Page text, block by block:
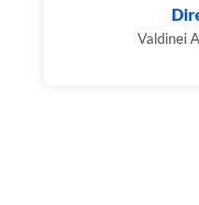
Valdinei